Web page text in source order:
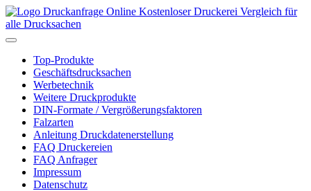
Kostenloser Druckerei Vergleich für
alle Drucksachen
Toggle
navigationTop-Produkte
Geschäftsdrucksachen
Werbetechnik
Weitere Druckprodukte
DIN-Formate / Vergrößerungsfaktoren
Falzarten
Anleitung Druckdatenerstellung
FAQ Druckereien
FAQ Anfrager
Impressum
Datenschutz